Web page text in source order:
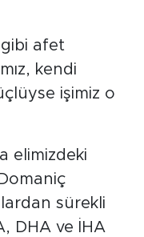
afet
kendi
işimiz o
elimizdeki
sürekli
DHA ve İHA